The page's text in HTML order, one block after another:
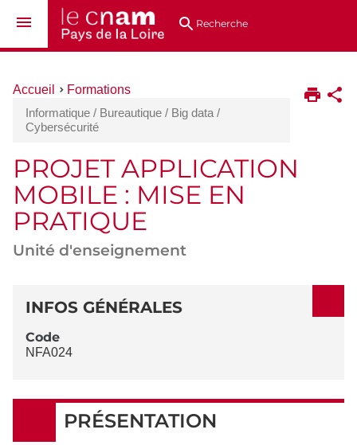
au
directsRecherche
Vous
ici :
Accueil
Formations
Informatique / Bureautique / Big data /
Cybersécurité
PROJET APPLICATION
MOBILE : MISE EN
PRATIQUE
Unité d'enseignement
DÉTAILS
INFOS GÉNÉRALES
Code
NFA024
PRÉSENTATION